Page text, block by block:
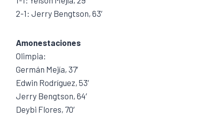
2-1: Jerry Bengtson, 63′
Amonestaciones
Olimpia:
Germán Mejía, 37′
Edwin Rodríguez, 53′
Jerry Bengtson, 64′
Deybi Flores, 70′